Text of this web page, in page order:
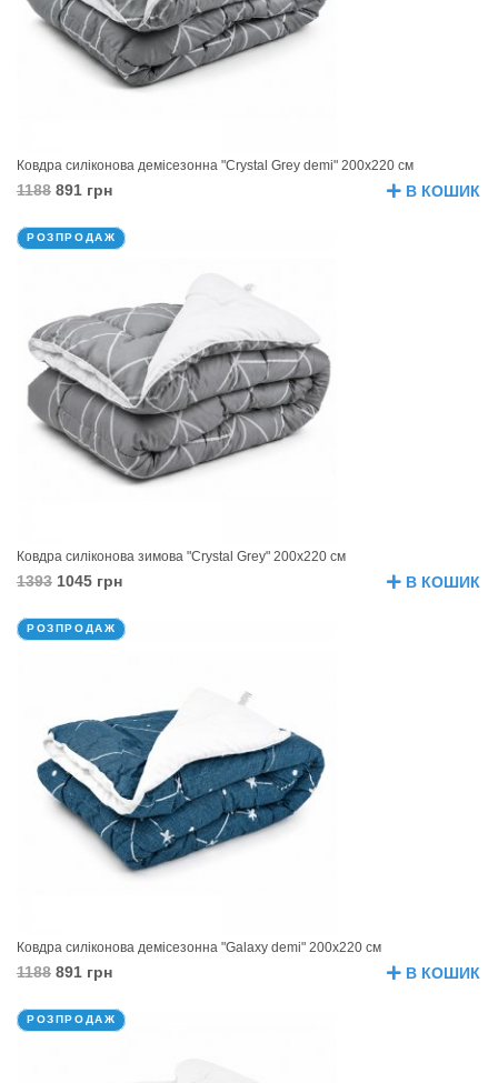
Ковдра силіконова демісезонна "Crystal Grey demi" 200х220 см
1188 891 грн В КОШИК
РОЗПРОДАЖ
Ковдра силіконова зимова "Crystal Grey" 200х220 см
1393 1045 грн В КОШИК
РОЗПРОДАЖ
Ковдра силіконова демісезонна "Galaxy demi" 200х220 см
1188 891 грн В КОШИК
РОЗПРОДАЖ